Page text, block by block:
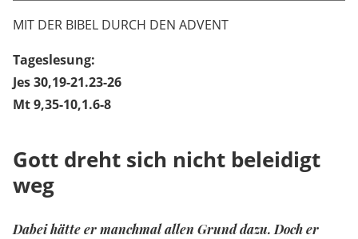
MIT DER BIBEL DURCH DEN ADVENT
Tageslesung:
Jes 30,19-21.23-26
Mt 9,35-10,1.6-8
Gott dreht sich nicht beleidigt
weg
Dabei hätte er manchmal allen Grund dazu. Doch er